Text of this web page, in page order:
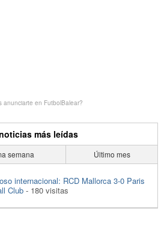
anunciarte en FutbolBalear?
más leídas
semana Último mes
internacional: RCD Mallorca 3-0 Paris
Club - 180 visitas